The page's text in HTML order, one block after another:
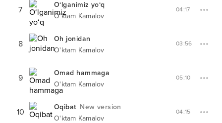
7
O‘lganimiz yo‘q
O'ktam Kamalov
04:17
8
Oh jonidan
O'ktam Kamalov
03:56
9
Omad hammaga
O'ktam Kamalov
05:10
10 Oqibat New version
O'ktam Kamalov
04:15